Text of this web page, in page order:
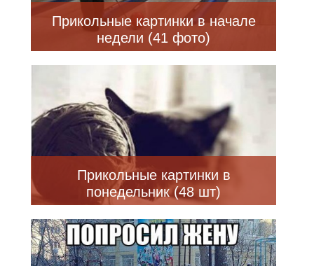
Прикольные картинки в начале
недели (41 фото)
Прикольные картинки в
понедельник (48 шт)